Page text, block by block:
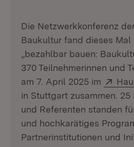
Die Netzwerkkonferenz
Baukultur fand dieses
„bezahlbar bauen:
370 Teilnehmerinnen und
am 7. April 2025 im
in Stuttgart zusammen. 25
und Referenten standen
und hochkarätiges
Partnerinstitutionen und